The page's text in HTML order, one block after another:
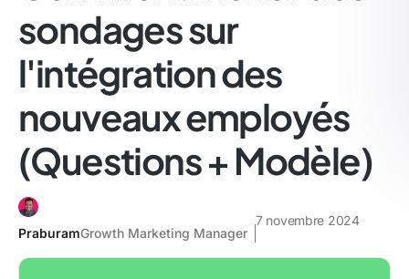
sondages sur
l'intégration des
nouveaux employés
(Questions + Modèle)
PraburamGrowth Marketing Manager
7 novembre 2024